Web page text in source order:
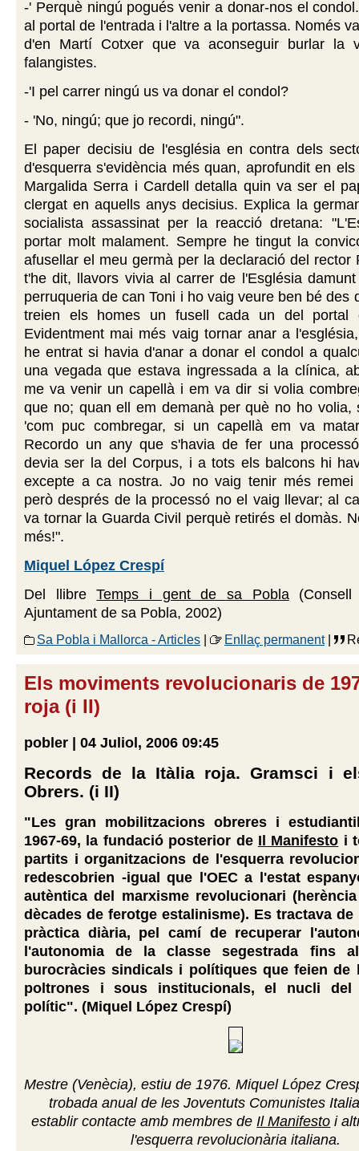
-' Perquè ningú pogués venir a donar-nos el
al portal de l'entrada i l'altre a la portassa. Només
d'en Martí Cotxer que va aconseguir burlar la
falangistes.
-'I pel carrer ningú us va donar el condol?
- 'No, ningú; que jo recordi, ningú".
El paper decisiu de l'església en contra dels
d'esquerra s'evidència més quan, aprofundit en
Margalida Serra i Cardell detalla quin va ser el
clergat en aquells anys decisius. Explica la
socialista assassinat per la reacció dretana:
portar molt malament. Sempre he tingut la
afusellar el meu germà per la declaració del rector
t'he dit, llavors vivia al carrer de l'Església
perruqueria de can Toni i ho vaig veure ben bé des
treien els homes un fusell cada un del portal
Evidentment mai més vaig tornar anar a
he entrat si havia d'anar a donar el condol a
una vegada que estava ingressada a la clínica,
me va venir un capellà i em va dir si volia
que no; quan ell em demanà per què no ho volia,
'com puc combregar, si un capellà em va
Recordo un any que s'havia de fer una
devia ser la del Corpus, i a tots els balcons hi
excepte a ca nostra. Jo no vaig tenir més remei
però després de la processó no el vaig llevar; al
va tornar la Guarda Civil perquè retirés el domàs.
més!".
Miquel López Crespí
Del llibreTemps i gent de sa Pobla(Consell
Ajuntament de sa Pobla, 2002)
Sa Pobla i Mallorca - Articles Enllaç permanent|
Els moviments revolucionaris de
roja (i II)
pobler | 04 Juliol, 2006 09:45
Records de la Itàlia roja. Gramsci i
Obrers. (i II)
"Les gran mobilitzacions obreres i
1967-69, la fundació posterior de Il Manifesto i
partits i organitzacions de l'esquerra
redescobrien -igual que l'OEC a l'estat
autèntica del marxisme revolucionari
dècades de ferotge estalinisme). Es tractava de
pràctica diària, pel camí de recuperar
l'autonomia de la classe segestrada fins
burocràcies sindicals i polítiques que feien de
poltrones i sous institucionals, el nucli del
polític". (Miquel López Crespí)
Mestre (Venècia), estiu de 1976. Miquel López
trobada anual de les Joventuts Comunistes
establir contacte amb membres deIl Manifesto i
l'esquerra revolucionària italiana.